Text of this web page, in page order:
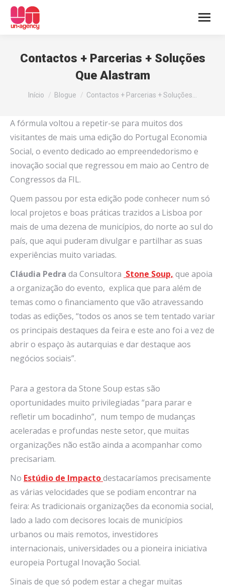
Contactos + Parcerias + Soluções
Que Alastram
You are here:
Início Blogue Contactos + Parcerias + Soluções…
A fórmula voltou a repetir-se para muitos dos
visitantes de mais uma edição do Portugal Economia
Social, o evento dedicado ao empreendedorismo e
inovação social que regressou em maio ao Centro de
Congressos da FIL.
Quem passou por esta edição pode conhecer num só
local projetos e boas práticas trazidos a Lisboa por
mais de uma dezena de municípios, do norte ao sul do
país, que aqui puderam divulgar e partilhar as suas
experiências muito variadas.
Cláudia Pedra da Consultora Stone Soup, que apoia
a organização do evento, explica que para além de
temas como o financiamento que vão atravessando
todas as edições, “todos os anos se tem tentado variar
os principais destaques da feira e este ano foi a vez de
abrir o espaço às autarquias e dar destaque aos
negócios sociais”.
Para a gestora da Stone Soup estas são
oportunidades muito privilegiadas “para parar e
refletir um bocadinho”, num tempo de mudanças
aceleradas e profundas neste setor, que muitas
organizações não estão ainda a acompanhar como
precisariam.
No Estúdio de Impactodestacaríamos precisamente
as várias velocidades que se podiam encontrar na
feira: As tradicionais organizações da economia social,
lado a lado com decisores locais de municípios
urbanos ou mais remotos, investidores
internacionais, universidades ou a pioneira iniciativa
europeia Portugal Inovação Social.
Sinais de que só podem estar a chegar muitas